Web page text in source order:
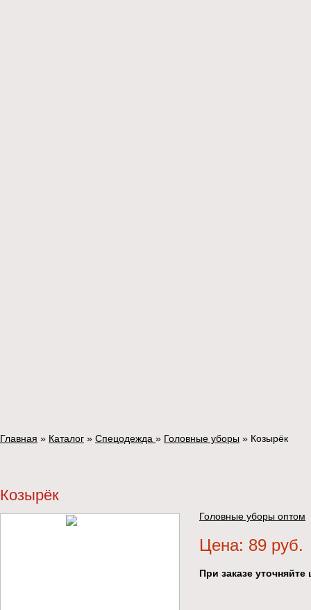
Главная » Каталог » Спецодежда » Головные уборы » Козырёк
Козырёк
Головные уборы оптом
Цена: 89 руб.
При заказе уточняйте